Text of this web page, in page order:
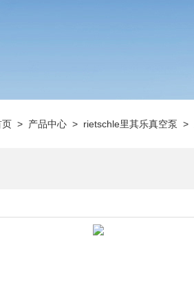
页 > 产品中心 > rietschle里其乐真空泵 >